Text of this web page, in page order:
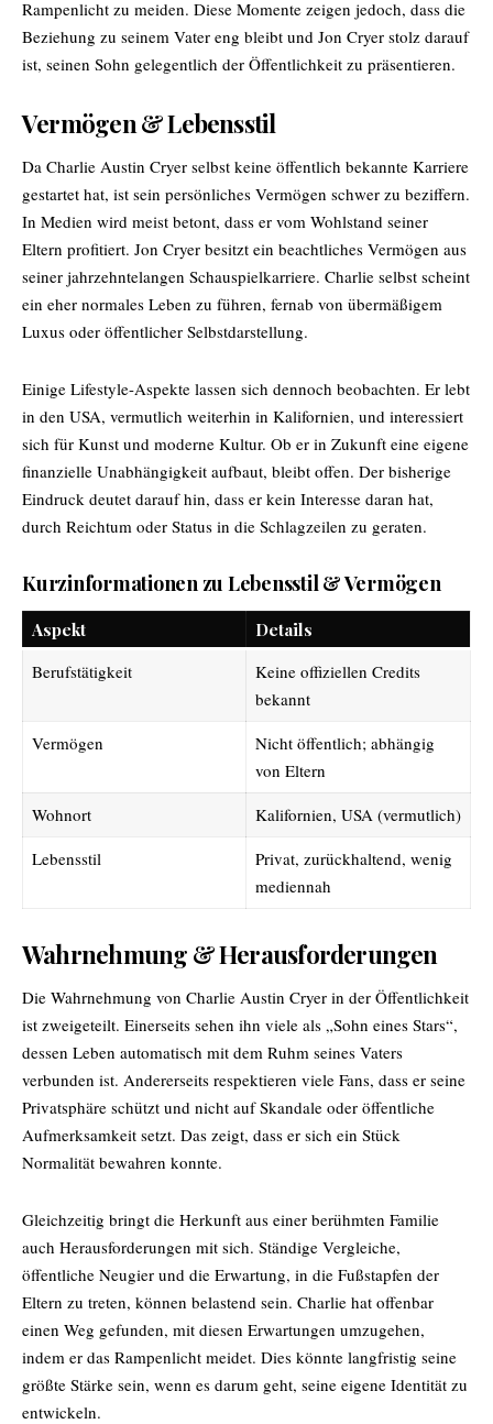
Rampenlicht zu meiden. Diese Momente zeigen jedoch, dass die
Beziehung zu seinem Vater eng bleibt und Jon Cryer stolz darauf
ist, seinen Sohn gelegentlich der Öffentlichkeit zu präsentieren.
Vermögen & Lebensstil
Da Charlie Austin Cryer selbst keine öffentlich bekannte Karriere
gestartet hat, ist sein persönliches Vermögen schwer zu beziffern.
In Medien wird meist betont, dass er vom Wohlstand seiner
Eltern profitiert. Jon Cryer besitzt ein beachtliches Vermögen aus
seiner jahrzehntelangen Schauspielkarriere. Charlie selbst scheint
ein eher normales Leben zu führen, fernab von übermäßigem
Luxus oder öffentlicher Selbstdarstellung.
Einige Lifestyle-Aspekte lassen sich dennoch beobachten. Er lebt
in den USA, vermutlich weiterhin in Kalifornien, und interessiert
sich für Kunst und moderne Kultur. Ob er in Zukunft eine eigene
finanzielle Unabhängigkeit aufbaut, bleibt offen. Der bisherige
Eindruck deutet darauf hin, dass er kein Interesse daran hat,
durch Reichtum oder Status in die Schlagzeilen zu geraten.
Kurzinformationen zu Lebensstil & Vermögen
Aspekt
Details
Berufstätigkeit
Keine offiziellen Credits
bekannt
Vermögen
Nicht öffentlich; abhängig
von Eltern
Wohnort
Kalifornien, USA (vermutlich)
Lebensstil
Privat, zurückhaltend, wenig
mediennah
Wahrnehmung & Herausforderungen
Die Wahrnehmung von Charlie Austin Cryer in der Öffentlichkeit
ist zweigeteilt. Einerseits sehen ihn viele als „Sohn eines Stars“,
dessen Leben automatisch mit dem Ruhm seines Vaters
verbunden ist. Andererseits respektieren viele Fans, dass er seine
Privatsphäre schützt und nicht auf Skandale oder öffentliche
Aufmerksamkeit setzt. Das zeigt, dass er sich ein Stück
Normalität bewahren konnte.
Gleichzeitig bringt die Herkunft aus einer berühmten Familie
auch Herausforderungen mit sich. Ständige Vergleiche,
öffentliche Neugier und die Erwartung, in die Fußstapfen der
Eltern zu treten, können belastend sein. Charlie hat offenbar
einen Weg gefunden, mit diesen Erwartungen umzugehen,
indem er das Rampenlicht meidet. Dies könnte langfristig seine
größte Stärke sein, wenn es darum geht, seine eigene Identität zu
entwickeln.